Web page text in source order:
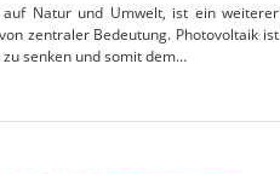
Natur und Umwelt, ist ein weiterer
zentraler Bedeutung. Photovoltaik ist
senken und somit dem…